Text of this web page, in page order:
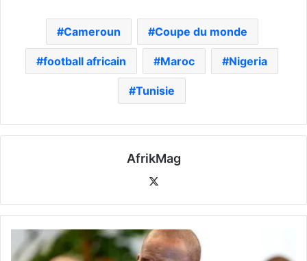
Cameroun Coupe du monde
football africain Maroc Nigeria
Tunisie
AfrikMag